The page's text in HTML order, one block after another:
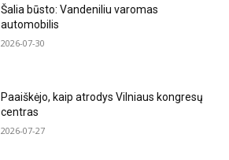
Šalia būsto: Vandeniliu varomas
automobilis
2026-07-30
Paaiškėjo, kaip atrodys Vilniaus kongresų
centras
2026-07-27